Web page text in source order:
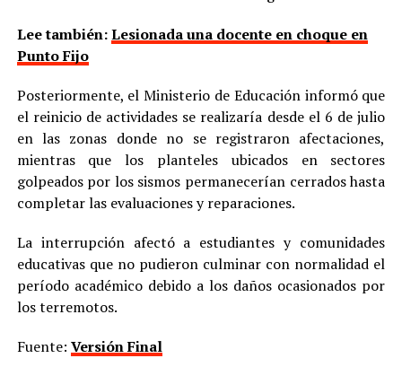
Lee también:Lesionada una docente en choque en
Punto Fijo
Posteriormente, el Ministerio de Educación informó que
el reinicio de actividades se realizaría desde el 6 de julio
en las zonas donde no se registraron afectaciones,
mientras que los planteles ubicados en sectores
golpeados por los sismos permanecerían cerrados hasta
completar las evaluaciones y reparaciones.
La interrupción afectó a estudiantes y comunidades
educativas que no pudieron culminar con normalidad el
período académico debido a los daños ocasionados por
los terremotos.
Fuente: Versión Final